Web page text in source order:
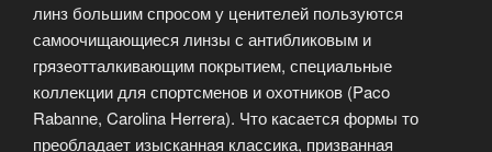
линз большим спросом у ценителей пользуются
самоочищающиеся линзы с антибликовым и
грязеотталкивающим покрытием, специальные
коллекции для спортсменов и охотников (Paco
Rabanne, Carolina Herrera). Что касается формы то
преобладает изысканная классика, призванная